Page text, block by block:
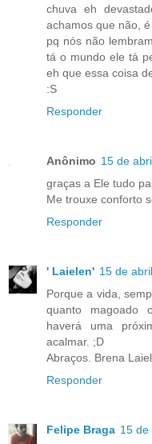
chuva eh
achamos que não,
pq nós não
tá o mundo ele tá
eh que essa coisa
:S
Responder
Anônimo 15 de
graças a Ele tudo
Me trouxe conforto
Responder
' Laielen' 15 de
Porque a vida,
quanto magoado
haverá uma
acalmar. ;D
Abraços. Brena
Responder
Felipe Braga 15 de